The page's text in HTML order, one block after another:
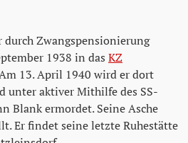
Zwangspensionierung
1938 in das KZ
13. April 1940 wird er dort
unter aktiver Mithilfe des SS-
Blank ermordet. Seine Asche
Er findet seine letzte Ruhestätte